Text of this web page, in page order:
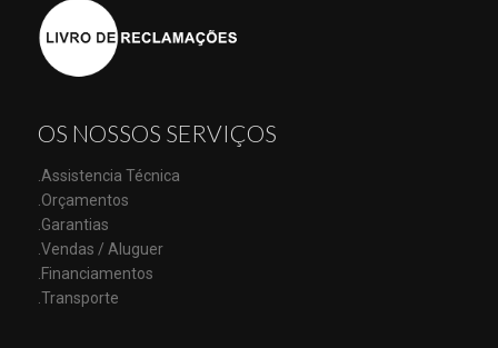
OS NOSSOS SERVIÇOS
.Assistencia Técnica
.Orçamentos
.Garantias
.Vendas / Aluguer
.Financiamentos
.Transporte